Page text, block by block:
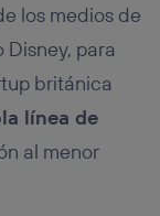
los medios de
para
británica
línea de
al menor